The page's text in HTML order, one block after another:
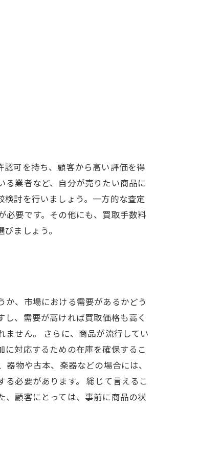
可を持ち、顧客から高い評価を得
業者など、自分が売りたい商品に
討を行いましょう。一方的な査定
必要です。その他にも、買取手数料
ましょう。
、市場における需要があるかどう
、需要が高ければ買取価格も高く
せん。 さらに、商品が流行してい
対応するための在庫を確保するこ
物や古本、楽器などの場合には、
必要があります。 総じて言えるこ
、顧客にとっては、事前に商品の状